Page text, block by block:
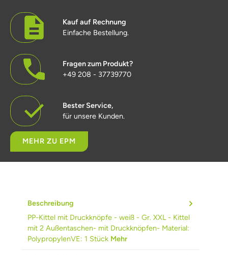
Kauf auf Rechnung
Einfache Bestellung.
Fragen zum Produkt?
+49 208 - 37739770
Bester Service,
für unsere Kunden.
MEHR ZU EPM
Beschreibung
PP-Kittel mit Druckknöpfe - weiß - Gr. XXL - Kittel
mit 2 Außentaschen- mit Druckknöpfen- Material:
PolypropylenVE: 1 Stück Mehr